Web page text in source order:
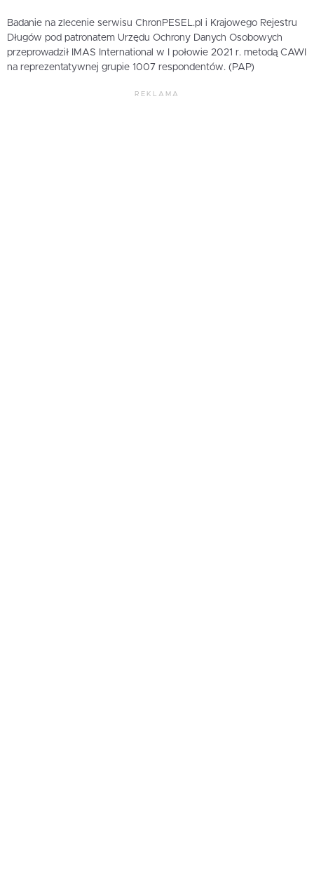
Badanie na zlecenie serwisu ChronPESEL.pl i Krajowego Rejestru
Długów pod patronatem Urzędu Ochrony Danych Osobowych
przeprowadził IMAS International w I połowie 2021 r. metodą CAWI
na reprezentatywnej grupie 1007 respondentów. (PAP)
REKLAMA